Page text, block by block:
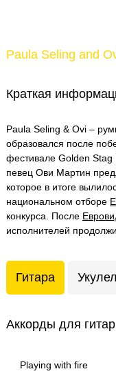
Paula Seling and
Краткая
Paula Seling & Ovi –
образовался после
фестивале Golden Stag
певец Ови Мартин
которое в итоге
национальном отборе
конкурса. После
исполнителей
Гитара
Аккорды для
Playing with fire